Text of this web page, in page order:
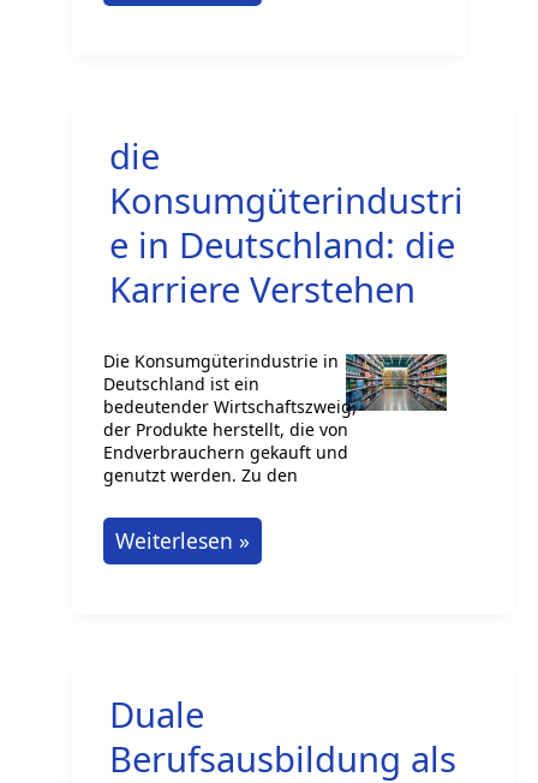
Berufsausbildung
Heiße
Jobtrends
die
Konsumgüterindustri
e in Deutschland: die
Karriere Verstehen
Die Konsumgüterindustrie in
Deutschland ist ein
bedeutender Wirtschaftszweig,
der Produkte herstellt, die von
Endverbrauchern gekauft und
genutzt werden. Zu den
die
Konsumgüterindustrie
Karriere
Verstehen
Weiterlesen »
Duale
Berufsausbildung als